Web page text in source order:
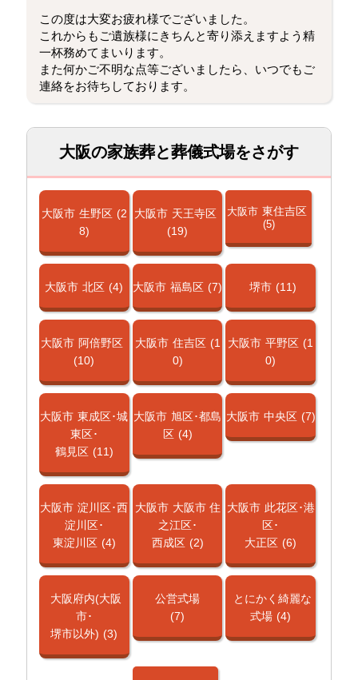
この度は大変お疲れ様でございました。
これからもご遺族様にきちんと寄り添えますよう精
一杯務めてまいります。
また何かご不明な点等ございましたら、いつでもご
連絡をお待ちしております。
大阪の家族葬と葬儀式場をさがす
大阪市 生野区 (2
8)
大阪市 天王寺区
(19)
大阪市 東住吉区
(5)
大阪市 北区 (4) 大阪市 福島区 (7) 堺市 (11)
大阪市 阿倍野区
(10)
大阪市 住吉区 (1
0)
大阪市 平野区 (1
0)
大阪市 東成区･城
東区･
鶴見区 (11)
大阪市 旭区･都島
区 (4)
大阪市 中央区 (7)
大阪市 淀川区･西
淀川区･
東淀川区 (4)
大阪市 大阪市 住
之江区･
西成区 (2)
大阪市 此花区･港
区･
大正区 (6)
大阪府内(大阪
市･
堺市以外) (3)
公営式場
(7)
とにかく綺麗な
式場 (4)